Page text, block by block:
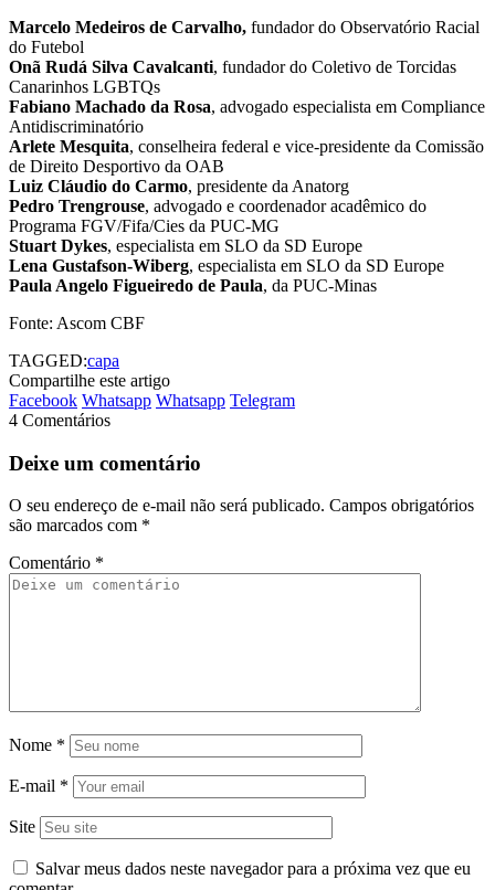
Marcelo Medeiros de Carvalho, fundador do Observatório Racial
do Futebol
Onã Rudá Silva Cavalcanti, fundador do Coletivo de Torcidas
Canarinhos LGBTQs
Fabiano Machado da Rosa, advogado especialista em Compliance
Antidiscriminatório
Arlete Mesquita, conselheira federal e vice-presidente da Comissão
de Direito Desportivo da OAB
Luiz Cláudio do Carmo, presidente da Anatorg
Pedro Trengrouse, advogado e coordenador acadêmico do
Programa FGV/Fifa/Cies da PUC-MG
Stuart Dykes, especialista em SLO da SD Europe
Lena Gustafson-Wiberg, especialista em SLO da SD Europe
Paula Angelo Figueiredo de Paula, da PUC-Minas
Fonte: Ascom CBF
TAGGED:capa
Compartilhe este artigo
Facebook Whatsapp Whatsapp Telegram
4 Comentários
Deixe um comentário
O seu endereço de e-mail não será publicado. Campos obrigatórios
são marcados com *
Comentário *
Nome *
E-mail *
Site
Salvar meus dados neste navegador para a próxima vez que eu